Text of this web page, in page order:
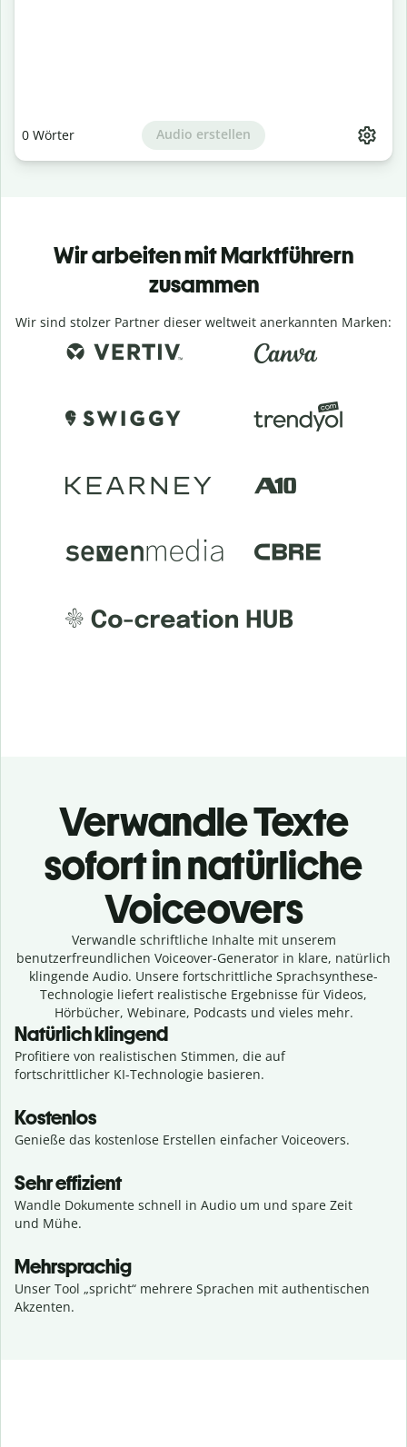
0 Wörter Audio erstellen
Wir arbeiten mit Marktführern
zusammen
Wir sind stolzer Partner dieser weltweit anerkannten Marken:
Verwandle Texte
sofort in natürliche
Voiceovers
Verwandle schriftliche Inhalte mit unserem
benutzerfreundlichen Voiceover-Generator in klare, natürlich
klingende Audio. Unsere fortschrittliche Sprachsynthese-
Technologie liefert realistische Ergebnisse für Videos,
Hörbücher, Webinare, Podcasts und vieles mehr.
Natürlich klingend
Profitiere von realistischen Stimmen, die auf
fortschrittlicher KI-Technologie basieren.
Kostenlos
Genieße das kostenlose Erstellen einfacher Voiceovers.
Sehr effizient
Wandle Dokumente schnell in Audio um und spare Zeit
und Mühe.
Mehrsprachig
Unser Tool „spricht“ mehrere Sprachen mit authentischen
Akzenten.